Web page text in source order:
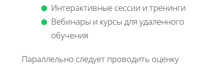
Интерактивные сессии и тренинги
Вебинары и курсы для удаленного
обучения
Параллельно следует проводить оценку